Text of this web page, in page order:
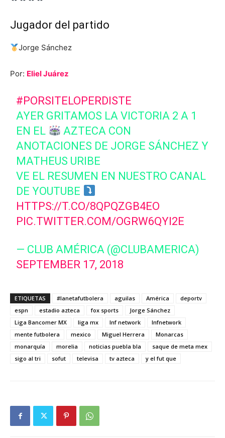
Jugador del partido
Jorge Sánchez
Por: Eliel Juárez
#PORSITELOPERDISTE
AYER GRITAMOS LA VICTORIA 2 A 1
EN EL
AZTECA CON
ANOTACIONES DE JORGE SÁNCHEZ Y
MATHEUS URIBE
VE EL RESUMEN EN NUESTRO CANAL
DE YOUTUBE
HTTPS://T.CO/8QPQZGB4EO
PIC.TWITTER.COM/OGRW6QYI2E
— CLUB AMÉRICA (@CLUBAMERICA)
SEPTEMBER 17, 2018
ETIQUETAS #lanetafutbolera aguilas América
deportv
espn
estadio azteca fox sports
Jorge Sánchez
Liga Bancomer MX
liga mx lnf network
lnfnetwork
mente futbolera
mexico Miguel Herrera
Monarcas
monarquía
morelia noticias puebla bla
saque de meta mex
sigo al tri
sofut televisa tv azteca y el fut que